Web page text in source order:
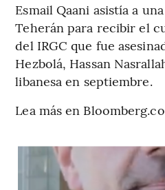
Esmail Qaani asistía a
Teherán para recibir el
del IRGC que fue
Hezbolá, Hassan
libanesa en septiembre.
Lea más en